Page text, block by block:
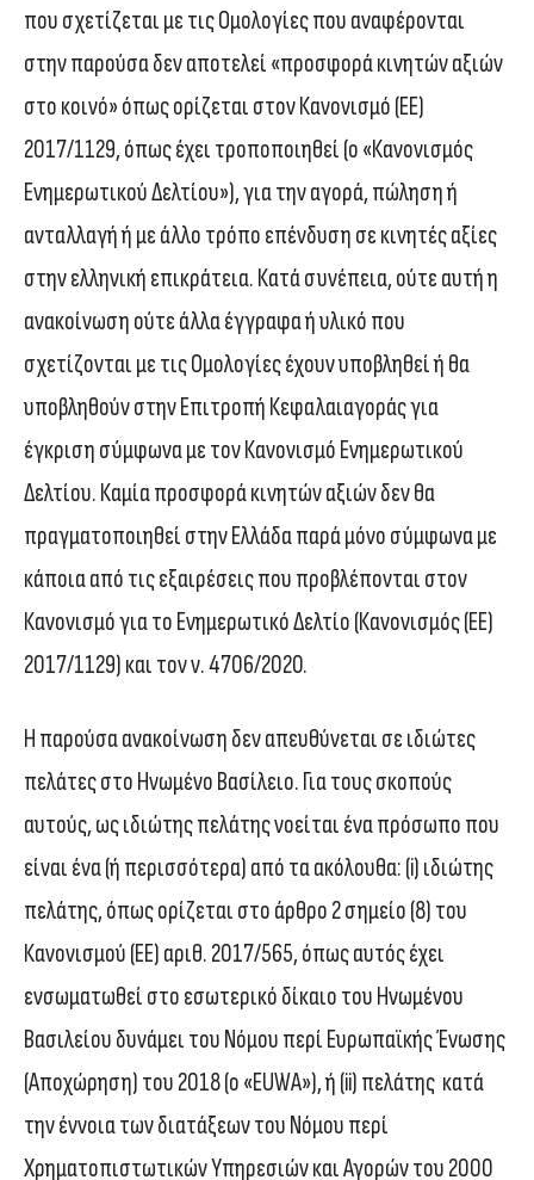
που σχετίζεται με τις Ομολογίες που αναφέρονται
στην παρούσα δεν αποτελεί «προσφορά κινητών αξιών
στο κοινό» όπως ορίζεται στον Κανονισμό (ΕΕ)
2017/1129, όπως έχει τροποποιηθεί (ο «Κανονισμός
Ενημερωτικού Δελτίου»), για την αγορά, πώληση ή
ανταλλαγή ή με άλλο τρόπο επένδυση σε κινητές αξίες
στην ελληνική επικράτεια. Κατά συνέπεια, ούτε αυτή η
ανακοίνωση ούτε άλλα έγγραφα ή υλικό που
σχετίζονται με τις Ομολογίες έχουν υποβληθεί ή θα
υποβληθούν στην Επιτροπή Κεφαλαιαγοράς για
έγκριση σύμφωνα με τον Κανονισμό Ενημερωτικού
Δελτίου. Καμία προσφορά κινητών αξιών δεν θα
πραγματοποιηθεί στην Ελλάδα παρά μόνο σύμφωνα με
κάποια από τις εξαιρέσεις που προβλέπονται στον
Κανονισμό για το Ενημερωτικό Δελτίο (Κανονισμός (ΕΕ)
2017/1129) και τον ν. 4706/2020.
Η παρούσα ανακοίνωση δεν απευθύνεται σε ιδιώτες
πελάτες στο Ηνωμένο Βασίλειο. Για τους σκοπούς
αυτούς, ως ιδιώτης πελάτης νοείται ένα πρόσωπο που
είναι ένα (ή περισσότερα) από τα ακόλουθα: (i) ιδιώτης
πελάτης, όπως ορίζεται στο άρθρο 2 σημείο (8) του
Κανονισμού (ΕΕ) αριθ. 2017/565, όπως αυτός έχει
ενσωματωθεί στο εσωτερικό δίκαιο του Ηνωμένου
Βασιλείου δυνάμει του Νόμου περί Ευρωπαϊκής Ένωσης
(Αποχώρηση) του 2018 (ο «EUWA»), ή (ii) πελάτης κατά
την έννοια των διατάξεων του Νόμου περί
Χρηματοπιστωτικών Υπηρεσιών και Αγορών του 2000